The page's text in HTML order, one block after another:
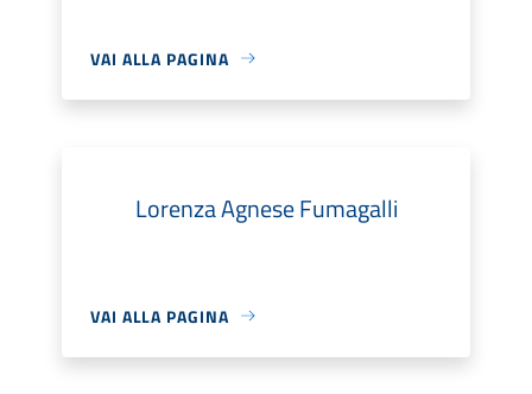
VAI ALLA PAGINA
Lorenza Agnese Fumagalli
VAI ALLA PAGINA